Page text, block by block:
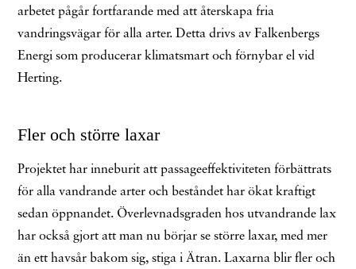
arbetet pågår fortfarande med att återskapa fria
vandringsvägar för alla arter. Detta drivs av Falkenbergs
Energi som producerar klimatsmart och förnybar el vid
Herting.
Fler och större laxar
Projektet har inneburit att passageeffektiviteten förbättrats
för alla vandrande arter och beståndet har ökat kraftigt
sedan öppnandet. Överlevnadsgraden hos utvandrande lax
har också gjort att man nu börjar se större laxar, med mer
än ett havsår bakom sig, stiga i Ätran. Laxarna blir fler och